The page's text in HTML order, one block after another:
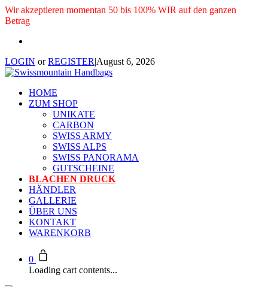
Wir akzeptieren momentan 50 bis 100% WIR auf den ganzen
Betrag
LOGIN orREGISTER|August 6, 2026
HOME
ZUM SHOP
UNIKATE
CARBON
SWISS ARMY
SWISS ALPS
SWISS PANORAMA
GUTSCHEINE
BLACHEN DRUCK
HÄNDLER
GALLERIE
ÜBER UNS
KONTAKT
WARENKORB
0
Loading cart contents...